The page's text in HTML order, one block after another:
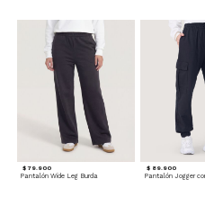
$ 79.900
Pantalón Wide Leg Burda
$ 89.900